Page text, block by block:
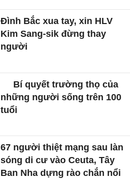
Đình Bắc xua tay, xin HLV
Kim Sang-sik đừng thay
người
Bí quyết trường thọ của
những người sống trên 100
tuổi
67 người thiệt mạng sau làn
sóng di cư vào Ceuta, Tây
Ban Nha dựng rào chắn nổi